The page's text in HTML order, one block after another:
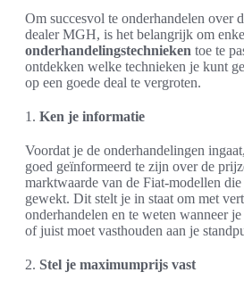
Om succesvol te onderhandelen over
dealer MGH, is het belangrijk om
onderhandelingstechnieken toe te
ontdekken welke technieken je kunt
op een goede deal te vergroten.
1. Ken je informatie
Voordat je de onderhandelingen
goed geïnformeerd te zijn over de
marktwaarde van de Fiat-modellen die
gewekt. Dit stelt je in staat om met
onderhandelen en te weten wanneer
of juist moet vasthouden aan je
2. Stel je maximumprijs vast